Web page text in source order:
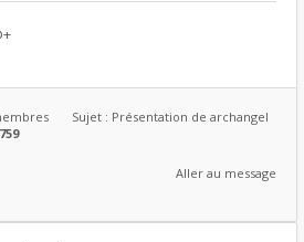
Sujet : Présentation de archangel
Aller au message